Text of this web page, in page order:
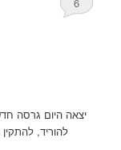
6